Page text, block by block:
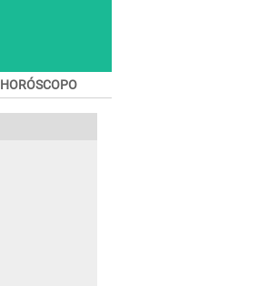
HORÓSCOPO